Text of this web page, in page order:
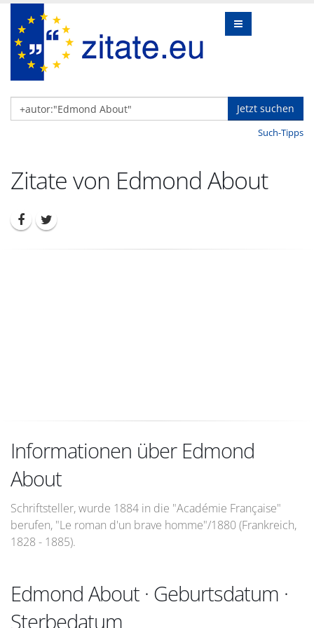
Jetzt suchen
Such-Tipps
Zitate von Edmond About
Informationen über Edmond
About
Schriftsteller, wurde 1884 in die "Académie Française"
berufen, "Le roman d'un brave homme"/1880 (Frankreich,
1828 - 1885).
Edmond About · Geburtsdatum ·
Sterbedatum